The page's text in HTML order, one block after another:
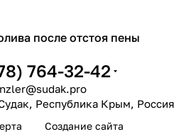
после отстоя пены
764-32-42
Республика Крым, Россия
Создание сайта